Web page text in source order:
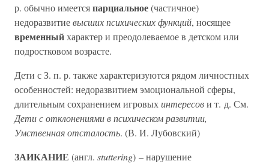
р. обычно имеетсяпарциальное(частичное)
недоразвитиевысших психических функций, носящее
временныйхарактер и преодолеваемое в детском или
подростковом возрасте.
Дети с З. п. р. также характеризуются рядом личностных
особенностей: недоразвитием эмоциональной сферы,
длительным сохранением игровыхинтересови т. д. См.
Дети с отклонениями в психическом развитии,
Умственная отсталость. (В. И. Лубовский)
ЗАИКАНИЕ (англ. stuttering) – нарушение